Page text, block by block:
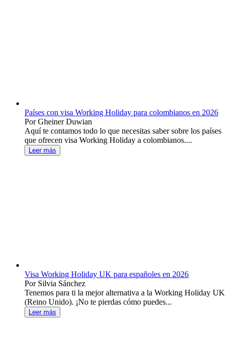
Países con visa Working Holiday para colombianos en 2026
Por Gheiner Duwian
Aquí te contamos todo lo que necesitas saber sobre los países
que ofrecen visa Working Holiday a colombianos....
Leer más
Visa Working Holiday UK para españoles en 2026
Por Silvia Sánchez
Tenemos para ti la mejor alternativa a la Working Holiday UK
(Reino Unido). ¡No te pierdas cómo puedes...
Leer más